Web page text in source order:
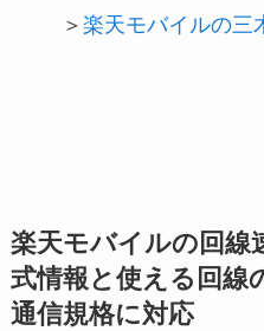
＞楽天モバイルの三
楽天モバイルの回線
式情報と使える回線
通信規格に対応